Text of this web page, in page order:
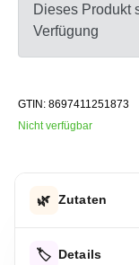
Dieses Produkt
Verfügung
GTIN: 8697411251873
Nicht verfügbar
🌿 Zutaten
🏷️ Details